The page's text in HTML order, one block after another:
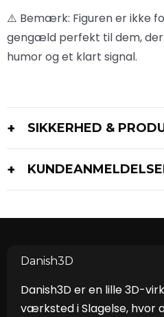
⚠
Bemærk: Figuren er ikke
gengæld perfekt til dem,
humor og et klart signal.
SIKKERHED &
Danish3D
Danish3D er en lille 3D-
værksted i Slagelse, hvor